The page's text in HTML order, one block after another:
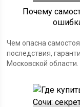
Почему
Чем опасна
последствия,
Московской области.